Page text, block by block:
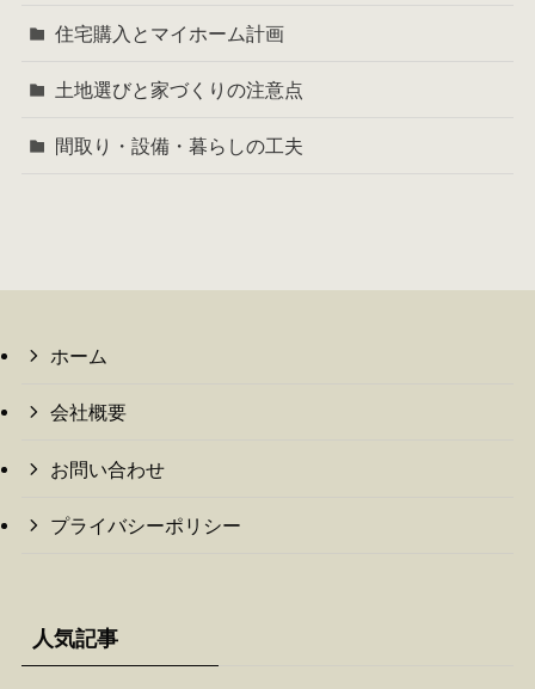
住宅購入とマイホーム計画
土地選びと家づくりの注意点
間取り・設備・暮らしの工夫
ホーム
会社概要
お問い合わせ
プライバシーポリシー
人気記事